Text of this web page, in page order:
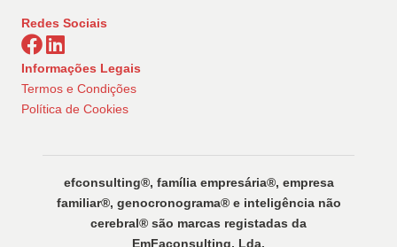
Redes Sociais
Informações Legais
Termos e Condições
Política de Cookies
efconsulting®️, família empresária®️, empresa
familiar®️, genocronograma®️ e inteligência não
cerebral®️ são marcas registadas da
EmFaconsulting, Lda.